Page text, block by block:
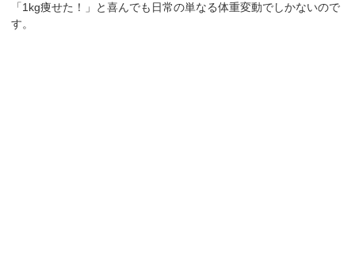
「1kg痩せた！」と喜んでも日常の単なる体重変動でしかないので
す。